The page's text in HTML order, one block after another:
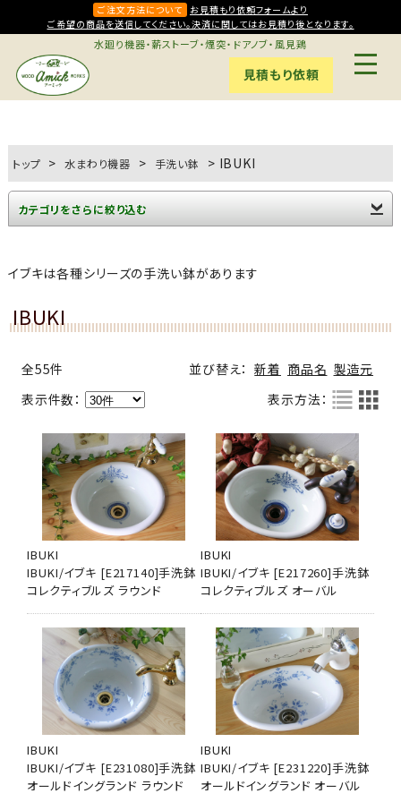
ご注文方法について
お見積もり依頼フォームより
ご希望の商品を送信してください。決済に関してはお見積り後となります。
水廻り機器・薪ストーブ・煙突・ドアノブ・風見鶏
見積もり依頼
トップ > 水まわり機器 > 手洗い鉢 > IBUKI
カテゴリをさらに絞り込む
イブキは各種シリーズの手洗い鉢があります
IBUKI
全55件 並び替え： 新着 商品名 製造元
表示件数：
表示方法：
IBUKI
IBUKI/イブキ [E217140]手洗鉢
コレクティブルズ ラウンド
IBUKI
IBUKI/イブキ [E217260]手洗鉢
コレクティブルズ オーバル
IBUKI
IBUKI/イブキ [E231080]手洗鉢
オールドイングランド ラウンド
IBUKI
IBUKI/イブキ [E231220]手洗鉢
オールドイングランド オーバル